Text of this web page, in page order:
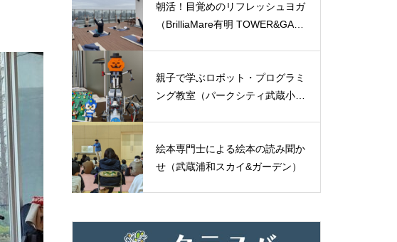
朝活！目覚めのリフレッシュヨガ
（BrilliaMare有明 TOWER&GAR
親子で学ぶロボット・プログラミ
ング教室（パークシティ武蔵小杉
絵本専門士による絵本の読み聞か
せ（武蔵浦和スカイ&ガーデン）